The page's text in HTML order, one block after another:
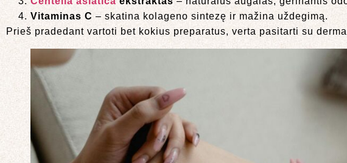
Vitaminas C – skatina kolageno sintezę ir mažina uždegimą.
Prieš pradedant vartoti bet kokius preparatus, verta pasitarti su